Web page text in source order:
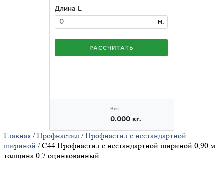
Главная /Профнастил /Профнастил с нестандартной
шириной / С44 Профнастил с нестандартной шириной 0,90 м
толщина 0,7 оцинкованный